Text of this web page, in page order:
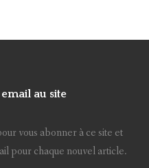
au site
vous abonner à ce site et
pour chaque nouvel article.